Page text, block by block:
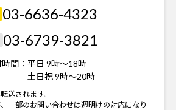
03-6636-4323
03-6739-3821
間： 平日 9時～18時
土日祝 9時～20時
送されます。
一部のお問い合わせは週明けの対応になり